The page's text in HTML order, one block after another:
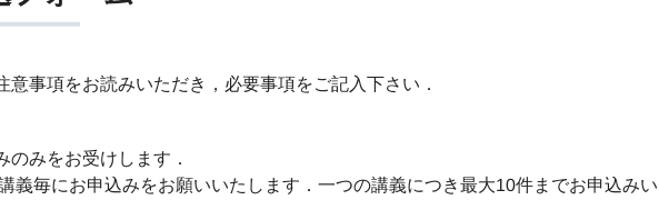
意事項をお読みいただき，必要事項をご記入下さい．
みをお受けします．
義毎にお申込みをお願いいたします．一つの講義につき最大10件までお申込み